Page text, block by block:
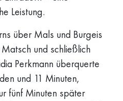
Leistung.
über Mals und Burgeis
und schließlich
Perkmann überquerte
und 11 Minuten,
fünf Minuten später